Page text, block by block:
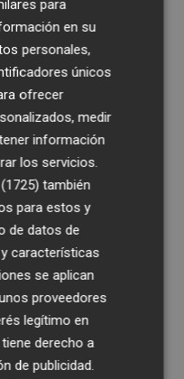
que
en caso de otro
supondrá
e incorporar
red para que el
alimentar de
son las dos
de agua", ha
en los
el Carraixet
también
para
en su
personales,
únicos
ofrecer
medir
información
los servicios.
también
para estos y
de datos de
características
se aplican
proveedores
legítimo en
derecho a
de publicidad.